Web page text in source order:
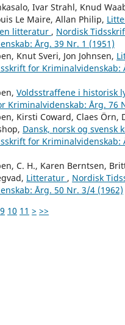
Ivar Strahl, Knud
Le Maire, Allan Philip,
litteratur , Nordisk
Årg. 39 Nr. 1 (1951)
Knut Sveri, Jon Johnsen,
for Kriminalvidenskab:
Voldsstraffene i historisk
Kriminalvidenskab: Årg. 76
Kirsti Coward, Claes Örn,
Dansk, norsk og svensk
for Kriminalvidenskab:
C. H., Karen Berntsen,
Litteratur , Nordisk
Årg. 50 Nr. 3/4 (1962)
9 10 11 > >>